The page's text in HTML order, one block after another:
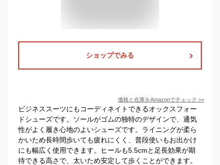
ショップでみる
価格と在庫をAmazonでチェック >>
ビジネススーツにもコーディネイトできるオックスフォー
ドシューズです。ソールがゴムの独特のデザインで、通気
性がよく履き心地のよいシューズです。ライニングが柔ら
かいため長時間歩いても疲れにくく、普段使いもお出かけ
にも幅広く使用できます。ヒールも5.5cmと足長効果が期
待できる高さで、太いため安定して歩くことができます。